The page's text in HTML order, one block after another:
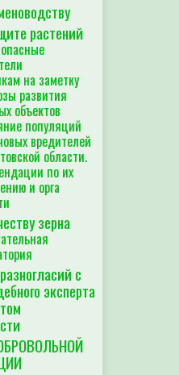
растений
на заметку
развития
объектов
популяций
вредителей
области.
по их
и орга
зерна
с
эксперта